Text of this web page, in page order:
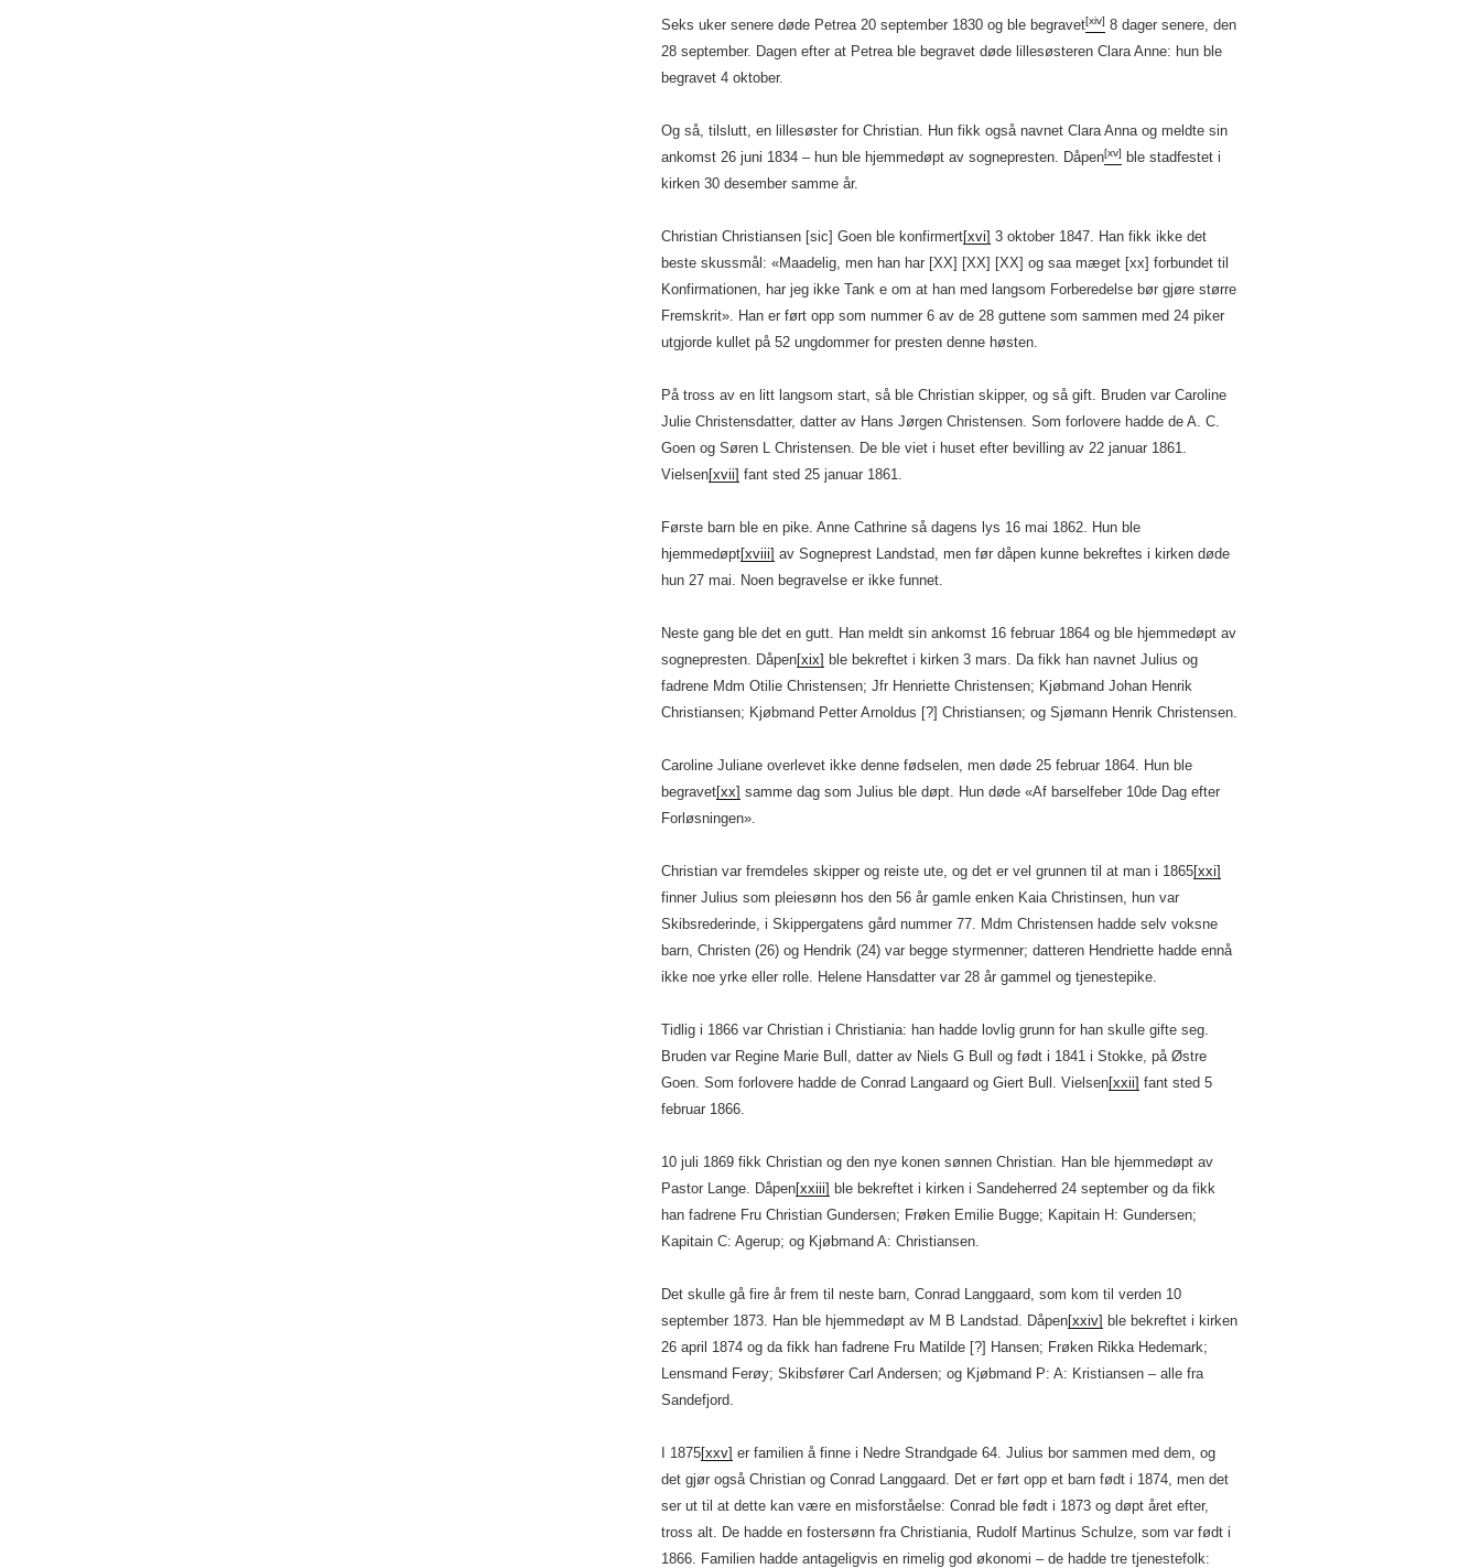
Seks uker senere døde Petrea 20 september 1830 og ble begravet[xiv] 8 dager senere, den
28 september. Dagen efter at Petrea ble begravet døde lillesøsteren Clara Anne: hun ble
begravet 4 oktober.
Og så, tilslutt, en lillesøster for Christian. Hun fikk også navnet Clara Anna og meldte sin
ankomst 26 juni 1834 – hun ble hjemmedøpt av sognepresten. Dåpen[xv]
ble stadfestet i
kirken 30 desember samme år.
Christian Christiansen [sic] Goen ble konfirmert[xvi] 3 oktober 1847. Han fikk ikke det
beste skussmål: «Maadelig, men han har [XX] [XX] [XX] og saa mæget [xx] forbundet til
Konfirmationen, har jeg ikke Tank e om at han med langsom Forberedelse bør gjøre større
Fremskrit». Han er ført opp som nummer 6 av de 28 guttene som sammen med 24 piker
utgjorde kullet på 52 ungdommer for presten denne høsten.
På tross av en litt langsom start, så ble Christian skipper, og så gift. Bruden var Caroline
Julie Christensdatter, datter av Hans Jørgen Christensen. Som forlovere hadde de A. C.
Goen og Søren L Christensen. De ble viet i huset efter bevilling av 22 januar 1861.
Vielsen[xvii] fant sted 25 januar 1861.
Første barn ble en pike. Anne Cathrine så dagens lys 16 mai 1862. Hun ble
hjemmedøpt[xviii] av Sogneprest Landstad, men før dåpen kunne bekreftes i kirken døde
hun 27 mai. Noen begravelse er ikke funnet.
Neste gang ble det en gutt. Han meldt sin ankomst 16 februar 1864 og ble hjemmedøpt av
sognepresten. Dåpen[xix] ble bekreftet i kirken 3 mars. Da fikk han navnet Julius og
fadrene Mdm Otilie Christensen; Jfr Henriette Christensen; Kjøbmand Johan Henrik
Christiansen; Kjøbmand Petter Arnoldus [?] Christiansen; og Sjømann Henrik Christensen.
Caroline Juliane overlevet ikke denne fødselen, men døde 25 februar 1864. Hun ble
begravet[xx] samme dag som Julius ble døpt. Hun døde «Af barselfeber 10de Dag efter
Forløsningen».
Christian var fremdeles skipper og reiste ute, og det er vel grunnen til at man i 1865[xxi]
finner Julius som pleiesønn hos den 56 år gamle enken Kaia Christinsen, hun var
Skibsrederinde, i Skippergatens gård nummer 77. Mdm Christensen hadde selv voksne
barn, Christen (26) og Hendrik (24) var begge styrmenner; datteren Hendriette hadde ennå
ikke noe yrke eller rolle. Helene Hansdatter var 28 år gammel og tjenestepike.
Tidlig i 1866 var Christian i Christiania: han hadde lovlig grunn for han skulle gifte seg.
Bruden var Regine Marie Bull, datter av Niels G Bull og født i 1841 i Stokke, på Østre
Goen. Som forlovere hadde de Conrad Langaard og Giert Bull. Vielsen[xxii] fant sted 5
februar 1866.
10 juli 1869 fikk Christian og den nye konen sønnen Christian. Han ble hjemmedøpt av
Pastor Lange. Dåpen[xxiii] ble bekreftet i kirken i Sandeherred 24 september og da fikk
han fadrene Fru Christian Gundersen; Frøken Emilie Bugge; Kapitain H: Gundersen;
Kapitain C: Agerup; og Kjøbmand A: Christiansen.
Det skulle gå fire år frem til neste barn, Conrad Langgaard, som kom til verden 10
september 1873. Han ble hjemmedøpt av M B Landstad. Dåpen[xxiv] ble bekreftet i kirken
26 april 1874 og da fikk han fadrene Fru Matilde [?] Hansen; Frøken Rikka Hedemark;
Lensmand Ferøy; Skibsfører Carl Andersen; og Kjøbmand P: A: Kristiansen – alle fra
Sandefjord.
I 1875[xxv] er familien å finne i Nedre Strandgade 64. Julius bor sammen med dem, og
det gjør også Christian og Conrad Langgaard. Det er ført opp et barn født i 1874, men det
ser ut til at dette kan være en misforståelse: Conrad ble født i 1873 og døpt året efter,
tross alt. De hadde en fostersønn fra Christiania, Rudolf Martinus Schulze, som var født i
1866. Familien hadde antageligvis en rimelig god økonomi – de hadde tre tjenestefolk: